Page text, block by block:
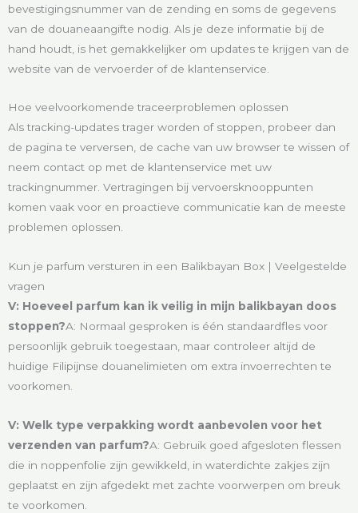
bevestigingsnummer van de zending en soms de gegevens
van de douaneaangifte nodig. Als je deze informatie bij de
hand houdt, is het gemakkelijker om updates te krijgen van de
website van de vervoerder of de klantenservice.
Hoe veelvoorkomende traceerproblemen oplossen
Als tracking-updates trager worden of stoppen, probeer dan
de pagina te verversen, de cache van uw browser te wissen of
neem contact op met de klantenservice met uw
trackingnummer. Vertragingen bij vervoersknooppunten
komen vaak voor en proactieve communicatie kan de meeste
problemen oplossen.
Kun je parfum versturen in een Balikbayan Box | Veelgestelde
vragen
V: Hoeveel parfum kan ik veilig in mijn balikbayan doos
stoppen?A: Normaal gesproken is één standaardfles voor
persoonlijk gebruik toegestaan, maar controleer altijd de
huidige Filipijnse douanelimieten om extra invoerrechten te
voorkomen.
V: Welk type verpakking wordt aanbevolen voor het
verzenden van parfum?A: Gebruik goed afgesloten flessen
die in noppenfolie zijn gewikkeld, in waterdichte zakjes zijn
geplaatst en zijn afgedekt met zachte voorwerpen om breuk
te voorkomen.